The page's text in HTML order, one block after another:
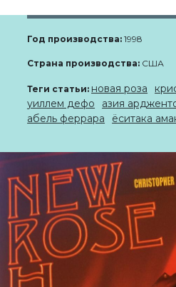
Год производства: 1998
Страна производства: США
Теги статьи: новая роза
уиллем дефо
азия
абель феррара
ёситака